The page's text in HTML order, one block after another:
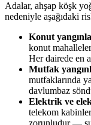
Adalar, ahşap köşk
nedeniyle aşağıdaki
Konut
konut
Her dairede en
Mutfak
mutfaklarında
davlumbaz
Elektrik ve
telekom